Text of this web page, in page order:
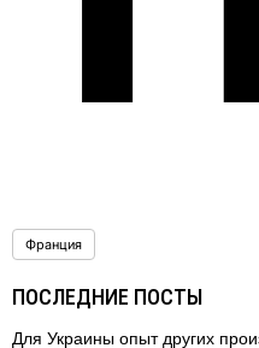
Франция
ПОСЛЕДНИЕ ПОСТЫ
Для Украины опыт других